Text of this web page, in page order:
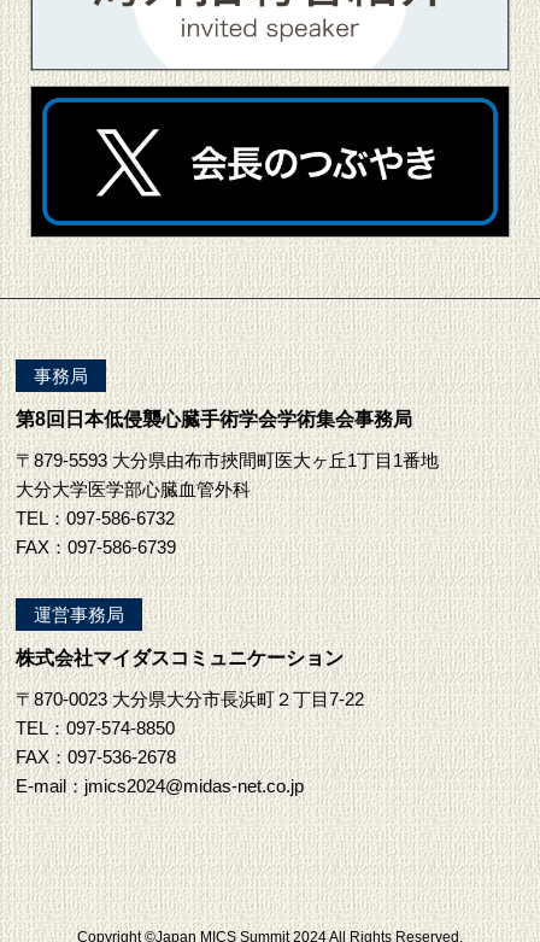
▶ イラストコンテスト募集要項
▶ リンク
事務局
第8回日本低侵襲心臓手術学会学術集会事務局
〒879-5593 大分県由布市挾間町医大ヶ丘1丁目1番地
大分大学医学部心臓血管外科
TEL：097-586-6732
FAX：097-586-6739
運営事務局
株式会社マイダスコミュニケーション
〒870-0023 大分県大分市長浜町２丁目7-22
TEL：097-574-8850
FAX：097-536-2678
E-mail：jmics2024@midas-net.co.jp
Copyright ©Japan MICS Summit 2024 All Rights Reserved.